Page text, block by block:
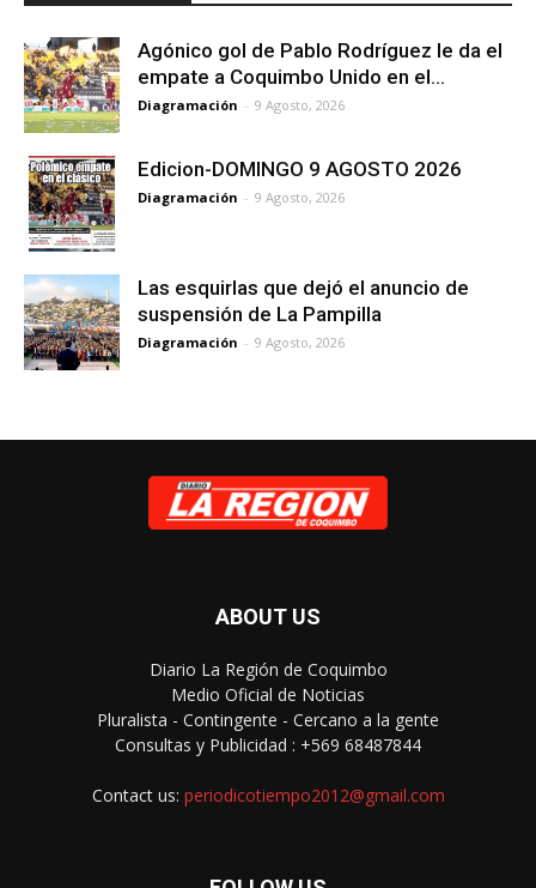
Agónico gol de Pablo Rodríguez le da el
empate a Coquimbo Unido en el...
Diagramación - 9 Agosto, 2026
Edicion-DOMINGO 9 AGOSTO 2026
Diagramación - 9 Agosto, 2026
Las esquirlas que dejó el anuncio de
suspensión de La Pampilla
Diagramación - 9 Agosto, 2026
ABOUT US
Diario La Región de Coquimbo
Medio Oficial de Noticias
Pluralista - Contingente - Cercano a la gente
Consultas y Publicidad : +569 68487844
Contact us: periodicotiempo2012@gmail.com